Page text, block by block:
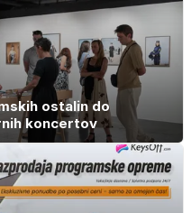
ostalin do
koncertov